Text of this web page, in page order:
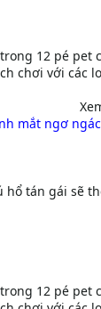
12 pé pet
chơi với các
mắt ngơ
hổ tán gái sẽ
12 pé pet